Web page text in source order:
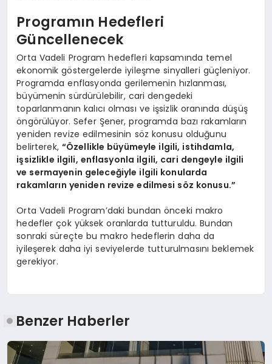
Programın Hedefleri
Güncellenecek
Orta Vadeli Program hedefleri kapsamında temel
ekonomik göstergelerde iyileşme sinyalleri güçleniyor.
Programda enflasyonda gerilemenin hızlanması,
büyümenin sürdürülebilir, cari dengedeki
toparlanmanın kalıcı olması ve işsizlik oranında düşüş
öngörülüyor. Sefer Şener, programda bazı rakamların
yeniden revize edilmesinin söz konusu olduğunu
belirterek, “Özellikle büyümeyle ilgili, istihdamla,
işsizlikle ilgili, enflasyonla ilgili, cari dengeyle ilgili
ve sermayenin geleceğiyle ilgili konularda
rakamların yeniden revize edilmesi söz konusu.”
Orta Vadeli Program’daki bundan önceki makro
hedefler çok yüksek oranlarda tutturuldu. Bundan
sonraki süreçte bu makro hedeflerin daha da
iyileşerek daha iyi seviyelerde tutturulmasını beklemek
gerekiyor.
Benzer Haberler